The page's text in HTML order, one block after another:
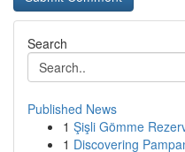
Search
Published News
1 Şişli Gömme
1 Discovering